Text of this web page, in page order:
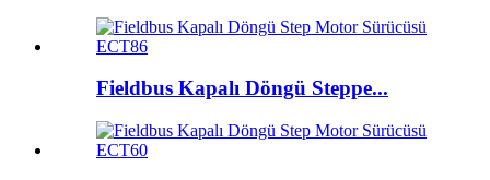
Fieldbus Kapalı Döngü Steppe...